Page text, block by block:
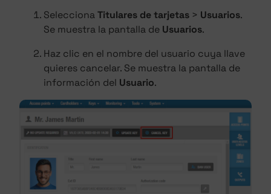
SeleccionaTitulares de tarjetas > Usuarios.
Se muestra la pantalla de Usuarios.
Haz clic en el nombre del usuario cuya llave
quieres cancelar. Se muestra la pantalla de
información del Usuario.